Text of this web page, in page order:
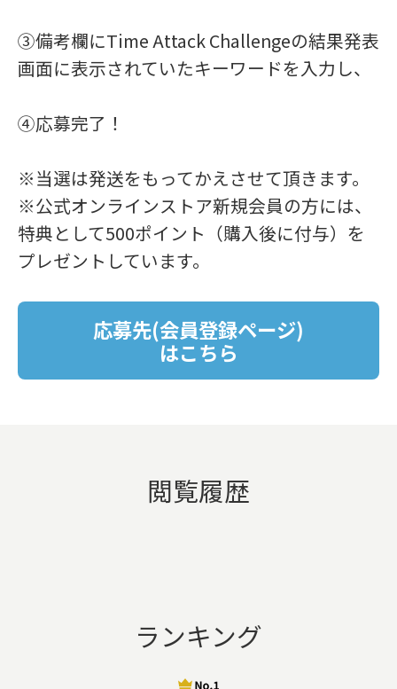
③備考欄にTime Attack Challengeの結果発表
画面に表示されていたキーワードを入力し、
④応募完了！
※当選は発送をもってかえさせて頂きます。
※公式オンラインストア新規会員の方には、
特典として500ポイント（購入後に付与）を
プレゼントしています。
応募先(会員登録ページ)
はこちら
閲覧履歴
ランキング